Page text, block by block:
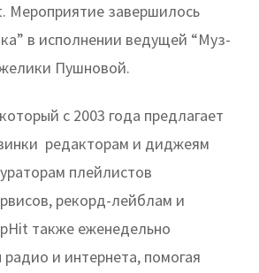
Мероприятие завершилось
в исполнении ведущей “Муз-
Пушновой.
с 2003 года предлагает
редакторам и диджеям
плейлистов
рекорд-лейблам и
также еженедельно
и интернета, помогая